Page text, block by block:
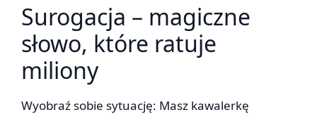
Surogacja – magiczne
słowo, które ratuje
miliony
Wyobraź sobie sytuację: Masz kawalerkę